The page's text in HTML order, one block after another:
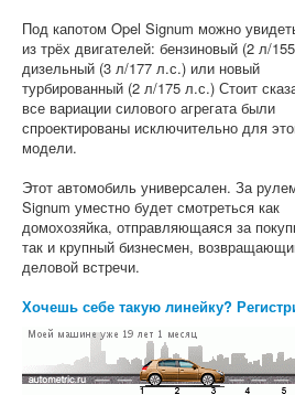
Под капотом Opel Signum можно
из трёх двигателей: бензиновый (2 л/
дизельный (3 л/177 л.с.) или новый
турбированный (2 л/175 л.с.) Стоит
все вариации силового агрегата были
спроектированы исключительно для
модели.
Этот автомобиль универсален. За
Signum уместно будет смотреться как
домохозяйка, отправляющаяся за
так и крупный бизнесмен,
деловой встречи.
Хочешь себе такую линейку?